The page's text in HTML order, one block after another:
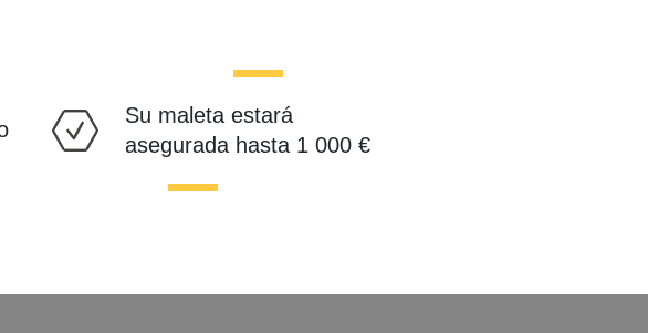
Su maleta estará
asegurada hasta 1 000 €